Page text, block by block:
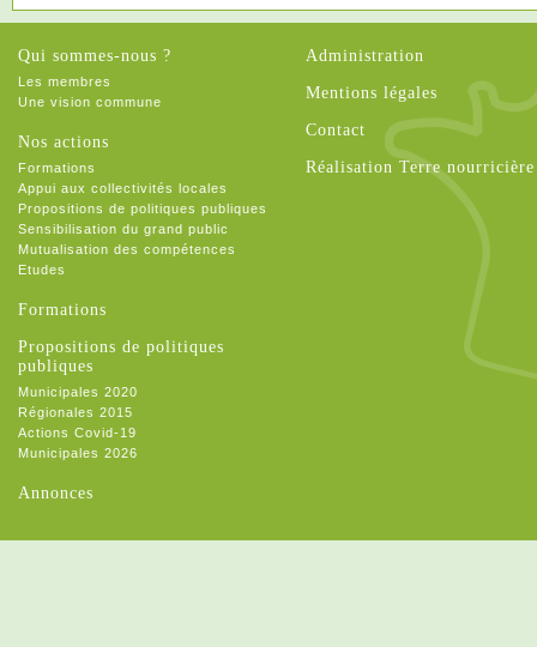
Qui sommes-nous ?
Les membres
Une vision commune
Nos actions
Formations
Appui aux collectivités locales
Propositions de politiques publiques
Sensibilisation du grand public
Mutualisation des compétences
Etudes
Formations
Propositions de politiques
publiques
Municipales 2020
Régionales 2015
Actions Covid-19
Municipales 2026
Annonces
Administration
Mentions légales
Contact
Réalisation Terre nourricière